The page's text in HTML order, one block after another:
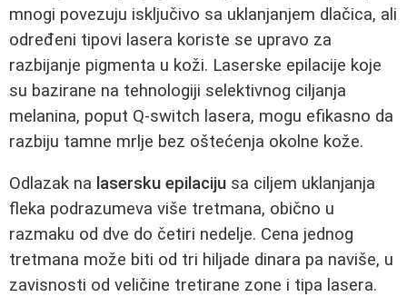
mnogi povezuju isključivo sa uklanjanjem dlačica, ali
određeni tipovi lasera koriste se upravo za
razbijanje pigmenta u koži. Laserske epilacije koje
su bazirane na tehnologiji selektivnog ciljanja
melanina, poput Q-switch lasera, mogu efikasno da
razbiju tamne mrlje bez oštećenja okolne kože.
Odlazak na lasersku epilaciju sa ciljem uklanjanja
fleka podrazumeva više tretmana, obično u
razmaku od dve do četiri nedelje. Cena jednog
tretmana može biti od tri hiljade dinara pa naviše, u
zavisnosti od veličine tretirane zone i tipa lasera.